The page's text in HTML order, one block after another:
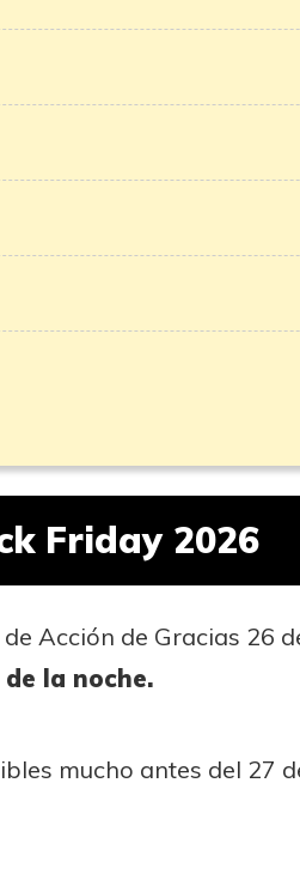
Friday 2026
Acción de Gracias 26
la noche.
mucho antes del 27